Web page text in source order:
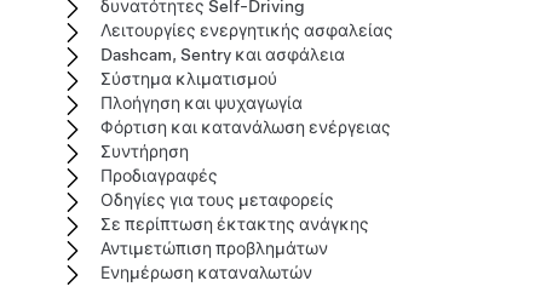
δυνατότητες Self-Driving
Λειτουργίες ενεργητικής ασφαλείας
Dashcam, Sentry και ασφάλεια
Σύστημα κλιματισμού
Πλοήγηση και ψυχαγωγία
Φόρτιση και κατανάλωση ενέργειας
Συντήρηση
Προδιαγραφές
Οδηγίες για τους μεταφορείς
Σε περίπτωση έκτακτης ανάγκης
Αντιμετώπιση προβλημάτων
Ενημέρωση καταναλωτών